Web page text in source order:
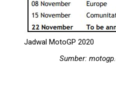
Jadwal MotoGP 2020
Sumber: